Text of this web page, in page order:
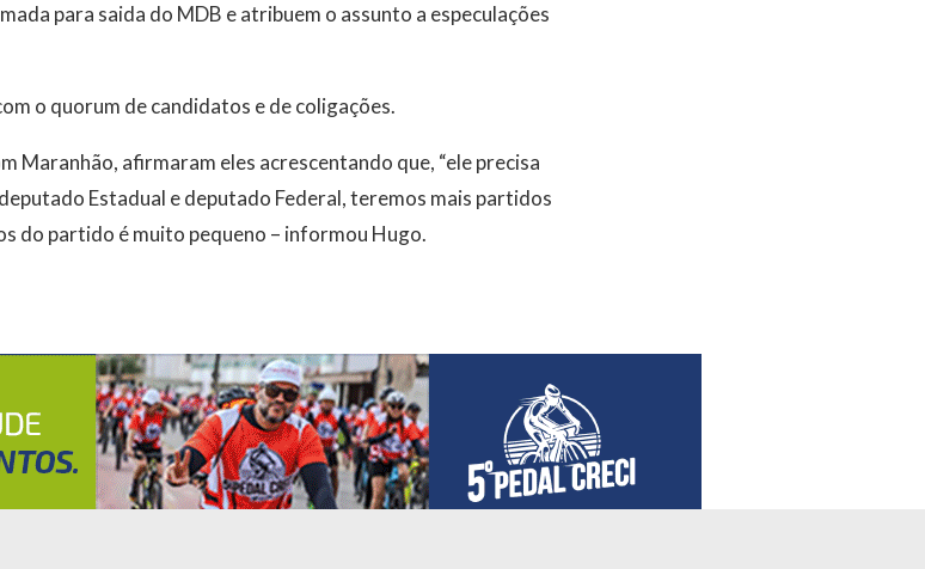
para saida do MDB e atribuem o assunto a especulações
o quorum de candidatos e de coligações.
Maranhão, afirmaram eles acrescentando que, “ele precisa
Estadual e deputado Federal, teremos mais partidos
do partido é muito pequeno – informou Hugo.